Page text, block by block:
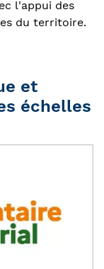
l'appui des
du territoire.
et
échelles